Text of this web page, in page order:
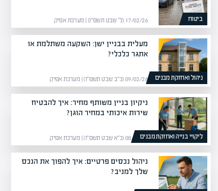
ביטוח 17/02/26 (ל׳ שבט תשפ״ו) | מערכת אפיק
ניהול ואחזקת מבנים
מעלית בבניין ישן: השקעה משתלמת או
אתגר כלכלי?
09/02/26 (כ״ב שבט תשפ״ו) | מערכת אפיק
ליקויי בנייה ואחזקת מבנים
ניקיון בניין משותף מחיר: איך להבטיח
שירות איכותי במחיר הוגן?
08/02/26 (כ״א שבט תשפ״ו) | מערכת אפיק
ניהול נכסים פרטיים: איך להפוך את הנכס
שלך למניב?